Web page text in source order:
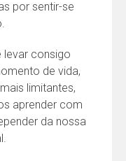
por sentir-se
levar consigo
de vida,
limitantes,
aprender com
da nossa